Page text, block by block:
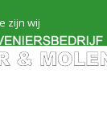
zijn wij